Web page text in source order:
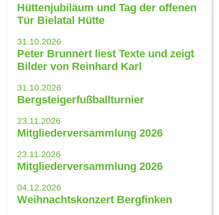
Hüttenjubiläum und Tag der offenen
Tür Bielatal Hütte
31.10.2026
Peter Brunnert liest Texte und zeigt
Bilder von Reinhard Karl
31.10.2026
Bergsteigerfußballturnier
23.11.2026
Mitgliederversammlung 2026
23.11.2026
Mitgliederversammlung 2026
04.12.2026
Weihnachtskonzert Bergfinken